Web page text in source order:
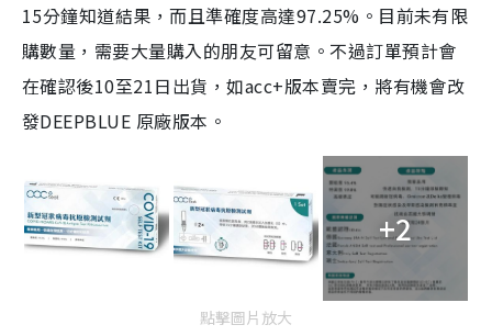
15分鐘知道結果，而且準確度高達97.25%。目前未有限
購數量，需要大量購入的朋友可留意。不過訂單預計會
在確認後10至21日出貨，如acc+版本賣完，將有機會改
發DEEPBLUE 原廠版本。
+2
點擊圖片放大